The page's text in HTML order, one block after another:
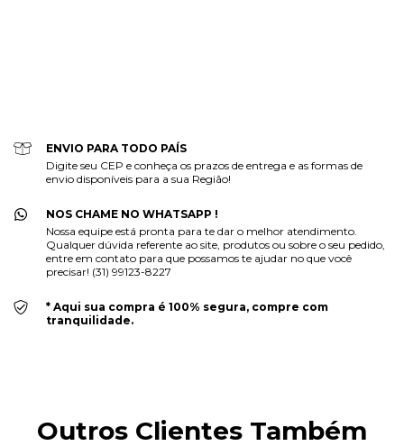
ENVIO PARA TODO PAÍS
Digite seu CEP e conheça os prazos de entrega e as formas de
envio disponíveis para a sua Região!
NOS CHAME NO WHATSAPP !
Nossa equipe está pronta para te dar o melhor atendimento.
Qualquer dúvida referente ao site, produtos ou sobre o seu pedido,
entre em contato para que possamos te ajudar no que você
precisar! (31) 99123-8227
* Aqui sua compra é 100% segura, compre com
tranquilidade.
Outros Clientes Também